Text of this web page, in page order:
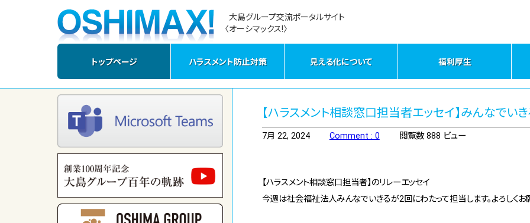
大島グループ交流ポータルサイト
〈オーシマックス!〉
トップページ ハラスメント防止対策 見える化について 福利厚生
【ハラスメント相談窓口担当者エッセイ】みんなでい
7月 22, 2024 Comment : 0 閲覧数 888 ビュー
【ハラスメント相談窓口担当者】のリレーエッセイ
今週は社会福祉法人みんなでいきるが2回にわたって担当します。よろしくお